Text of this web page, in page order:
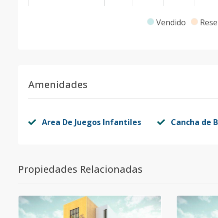
2 -
Vendido
Amenidades
Area De Juegos Infantiles Cancha de
Propiedades Relacionadas